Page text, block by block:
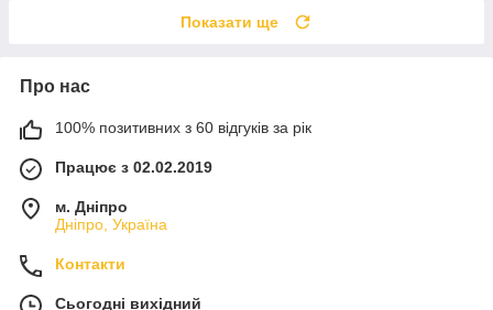
Показати ще
Про нас
100% позитивних з 60 відгуків за рік
Працює з 02.02.2019
м. Дніпро
Дніпро, Україна
Контакти
Сьогодні вихідний